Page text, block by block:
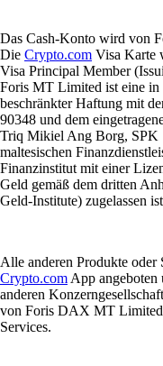
Das Cash-Konto wird von
Die Crypto.com Visa Karte
Visa Principal Member
Foris MT Limited ist eine in
beschränkter Haftung mit
90348 und dem
Triq Mikiel Ang Borg, SPK
maltesischen
Finanzinstitut mit einer
Geld gemäß dem dritten
Geld-Institute) zugelassen
Alle anderen Produkte oder
Crypto.com App angeboten
anderen
von Foris DAX MT
Services.